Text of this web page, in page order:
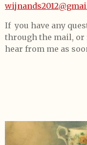
If you have any
through the mail,
hear from me as